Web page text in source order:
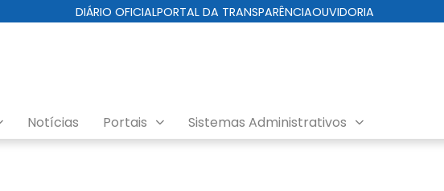
DIÁRIO OFICIALPORTAL DA TRANSPARÊNCIAOUVIDORIA
Notícias Portais Sistemas Administrativos